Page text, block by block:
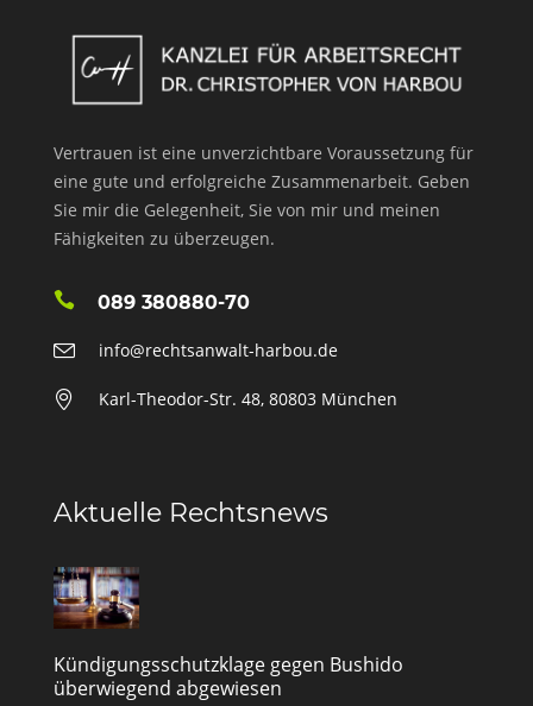
Vertrauen ist eine unverzichtbare Voraussetzung für
eine gute und erfolgreiche Zusammenarbeit. Geben
Sie mir die Gelegenheit, Sie von mir und meinen
Fähigkeiten zu überzeugen.
089 380880-70
info@rechtsanwalt-harbou.de
Karl-Theodor-Str. 48, 80803 München
Aktuelle Rechtsnews
Kündigungsschutzklage gegen Bushido
überwiegend abgewiesen